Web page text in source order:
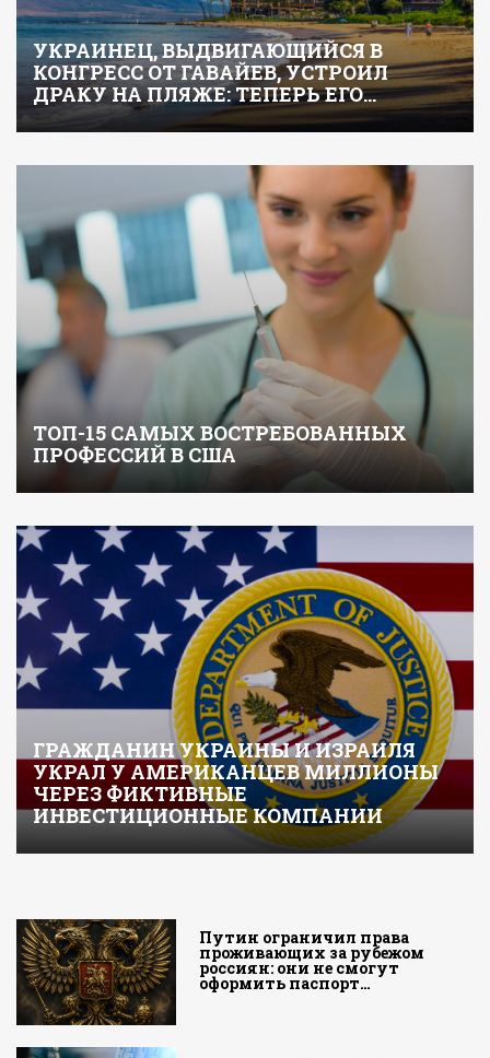
УКРАИНЕЦ, ВЫДВИГАЮЩИЙСЯ В
КОНГРЕСС ОТ ГАВАЙЕВ, УСТРОИЛ
ДРАКУ НА ПЛЯЖЕ: ТЕПЕРЬ ЕГО…
ТОП-15 САМЫХ ВОСТРЕБОВАННЫХ
ПРОФЕССИЙ В США
ГРАЖДАНИН УКРАИНЫ И ИЗРАИЛЯ
УКРАЛ У АМЕРИКАНЦЕВ МИЛЛИОНЫ
ЧЕРЕЗ ФИКТИВНЫЕ
ИНВЕСТИЦИОННЫЕ КОМПАНИИ
Путин ограничил права
проживающих за рубежом
россиян: они не смогут
оформить паспорт…